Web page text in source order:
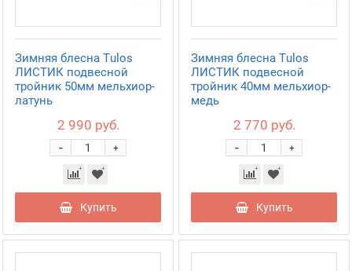
Зимняя блесна Tulos
ЛИСТИК подвесной
тройник 50мм мельхиор-
латунь
2 990 руб.
+
-
Купить
Зимняя блесна Tulos
ЛИСТИК подвесной
тройник 40мм мельхиор-
медь
2 770 руб.
+
-
Купить